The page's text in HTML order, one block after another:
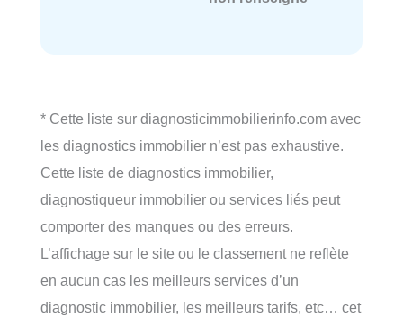
* Cette liste sur diagnosticimmobilierinfo.com avec
les diagnostics immobilier n’est pas exhaustive.
Cette liste de diagnostics immobilier,
diagnostiqueur immobilier ou services liés peut
comporter des manques ou des erreurs.
L’affichage sur le site ou le classement ne reflète
en aucun cas les meilleurs services d’un
diagnostic immobilier, les meilleurs tarifs, etc… cet